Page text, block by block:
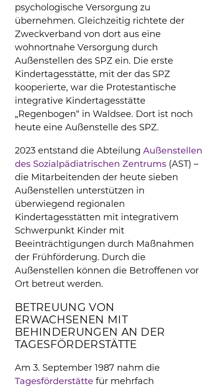
psychologische Versorgung zu
übernehmen. Gleichzeitig richtete der
Zweckverband von dort aus eine
wohnortnahe Versorgung durch
Außenstellen des SPZ ein. Die erste
Kindertagesstätte, mit der das SPZ
kooperierte, war die Protestantische
integrative Kindertagesstätte
„Regenbogen“ in Waldsee. Dort ist noch
heute eine Außenstelle des SPZ.
2023 entstand die Abteilung Außenstellen
des Sozialpädiatrischen Zentrums(AST) –
die Mitarbeitenden der heute sieben
Außenstellen unterstützen in
überwiegend regionalen
Kindertagesstätten mit integrativem
Schwerpunkt Kinder mit
Beeinträchtigungen durch Maßnahmen
der Frühförderung. Durch die
Außenstellen können die Betroffenen vor
Ort betreut werden.
BETREUUNG VON
ERWACHSENEN MIT
BEHINDERUNGEN AN DER
TAGESFÖRDERSTÄTTE
Am 3. September 1987 nahm die
Tagesförderstättefür mehrfach